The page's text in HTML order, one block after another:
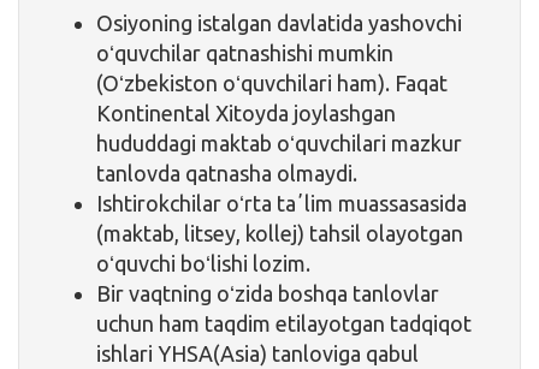
Osiyoning istalgan davlatida yashovchi
oʻquvchilar qatnashishi mumkin
(Oʻzbekiston oʻquvchilari ham). Faqat
Kontinental Xitoyda joylashgan
hududdagi maktab oʻquvchilari mazkur
tanlovda qatnasha olmaydi.
Ishtirokchilar oʻrta taʼlim muassasasida
(maktab, litsey, kollej) tahsil olayotgan
oʻquvchi boʻlishi lozim.
Bir vaqtning oʻzida boshqa tanlovlar
uchun ham taqdim etilayotgan tadqiqot
ishlari YHSA(Asia) tanloviga qabul